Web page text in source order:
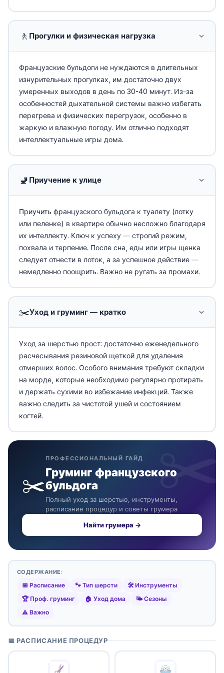
🚶 Прогулки и физическая нагрузка
Французские бульдоги не нуждаются в длительных
изнурительных прогулках, им достаточно двух
умеренных выходов в день по 30-40 минут. Из-за
особенностей дыхательной системы важно избегать
перегрева и физических перегрузок, особенно в
жаркую и влажную погоду. Им отлично подходят
интеллектуальные игры дома.
🚽 Приучение к улице
Приучить французского бульдога к туалету (лотку
или пеленке) в квартире обычно несложно благодаря
их интеллекту. Ключ к успеху — строгий режим,
похвала и терпение. После сна, еды или игры щенка
следует отнести в лоток, а за успешное действие —
немедленно поощрить. Важно не ругать за промахи.
✂️Уход и груминг — кратко
Уход за шерстью прост: достаточно еженедельного
расчесывания резиновой щеткой для удаления
отмерших волос. Особого внимания требуют складки
на морде, которые необходимо регулярно протирать
и держать сухими во избежание инфекций. Также
важно следить за чистотой ушей и состоянием
когтей.
✂️
ПРОФЕССИОНАЛЬНЫЙ ГАЙД
Груминг французского
бульдога
Полный уход за шерстью, инструменты,
расписание процедур и советы грумера
Найти грумера →
СОДЕРЖАНИЕ:
📅 Расписание 🐾 Тип шерсти
🛠️ Инструменты
🏆 Проф. груминг
🏠 Уход дома
🌤️ Сезоны
⚠️ Важно
📅 РАСПИСАНИЕ ПРОЦЕДУР